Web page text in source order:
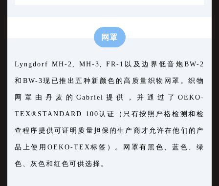
网罩
Lyngdorf MH-2, MH-3, FR-1以及边界低音炮BW-2
和BW-3现已推出五种新颜色的高质量织物网罩。织物
网罩由丹麦的Gabriel提供，并通过了OEKO-
TEX®STANDARD 100认证（只有按照严格检测和检
查程序提供可证明质量担保的生产商才允许在他们的产
品上使用OEKO-TEX标签）。网罩有黑色、蓝色、绿
色、灰色和红色可供选择。